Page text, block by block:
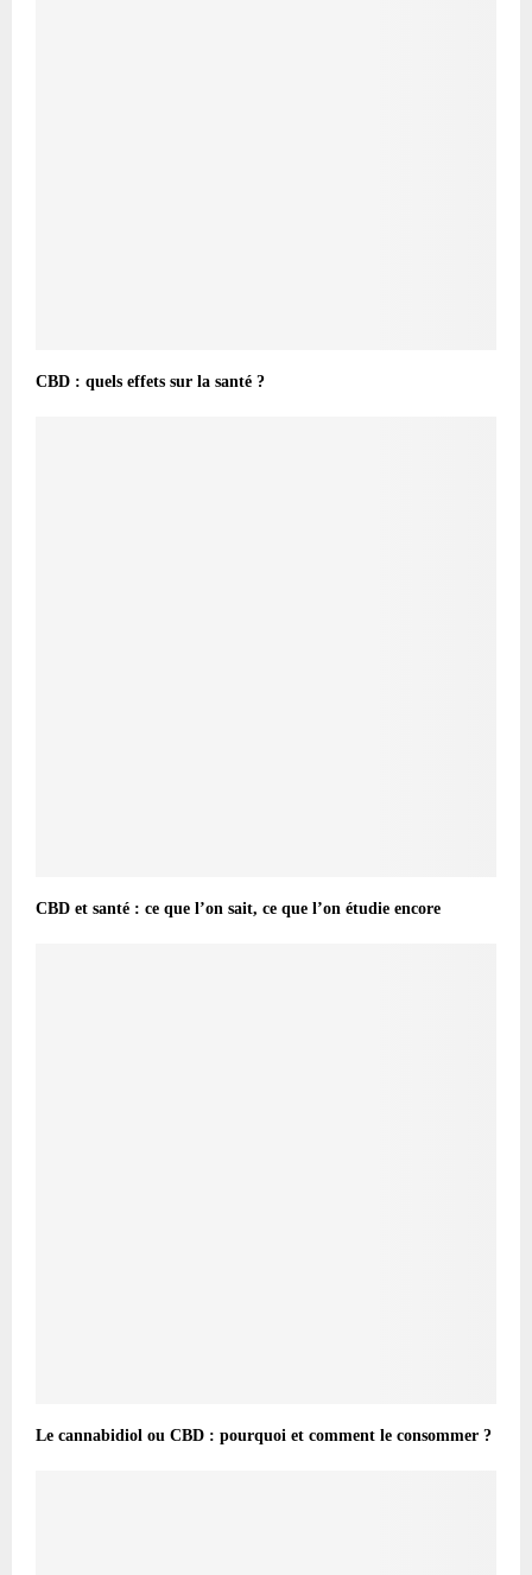
CBD : quels effets sur la santé ?
CBD et santé : ce que l’on sait, ce que l’on étudie encore
Le cannabidiol ou CBD : pourquoi et comment le consommer ?